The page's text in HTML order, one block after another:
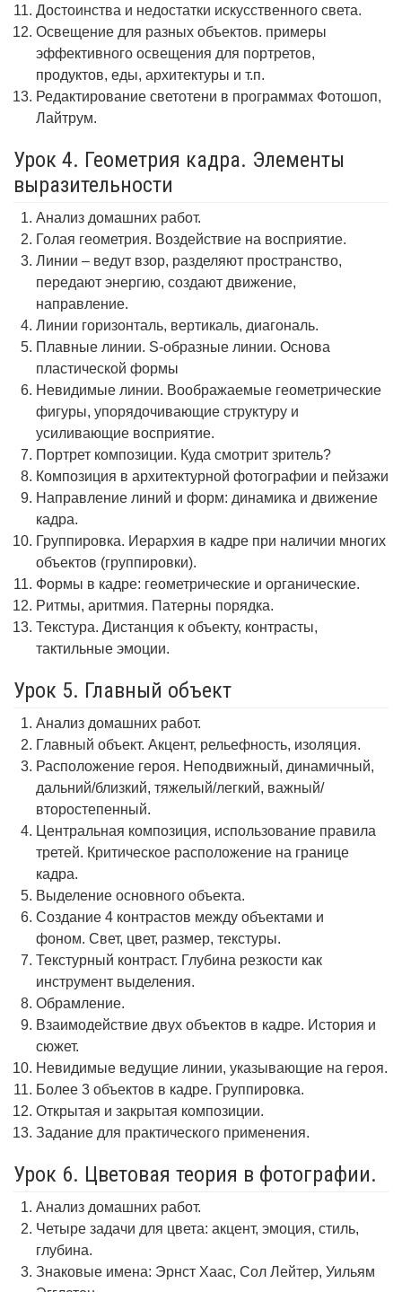
Достоинства и недостатки искусственного света.
Освещение для разных объектов. примеры
эффективного освещения для портретов,
продуктов, еды, архитектуры и т.п.
Редактирование светотени в программах Фотошоп,
Лайтрум.
Урок 4. Геометрия кадра. Элементы
выразительности
Анализ домашних работ.
Голая геометрия. Воздействие на восприятие.
Линии – ведут взор, разделяют пространство,
передают энергию, создают движение,
направление.
Линии горизонталь, вертикаль, диагональ.
Плавные линии. S-образные линии. Основа
пластической формы
Невидимые линии. Воображаемые геометрические
фигуры, упорядочивающие структуру и
усиливающие восприятие.
Портрет композиции. Куда смотрит зритель?
Композиция в архитектурной фотографии и пейзажи
Направление линий и форм: динамика и движение
кадра.
Группировка. Иерархия в кадре при наличии многих
объектов (группировки).
Формы в кадре: геометрические и органические.
Ритмы, аритмия. Патерны порядка.
Текстура. Дистанция к объекту, контрасты,
тактильные эмоции.
Урок 5. Главный объект
Анализ домашних работ.
Главный объект. Акцент, рельефность, изоляция.
Расположение героя. Неподвижный, динамичный,
дальний/близкий, тяжелый/легкий, важный/
второстепенный.
Центральная композиция, использование правила
третей. Критическое расположение на границе
кадра.
Выделение основного объекта.
Создание 4 контрастов между объектами и
фоном. Свет, цвет, размер, текстуры.
Текстурный контраст. Глубина резкости как
инструмент выделения.
Обрамление.
Взаимодействие двух объектов в кадре. История и
сюжет.
Невидимые ведущие линии, указывающие на героя.
Более 3 объектов в кадре. Группировка.
Открытая и закрытая композиции.
Задание для практического применения.
Урок 6. Цветовая теория в фотографии.
Анализ домашних работ.
Четыре задачи для цвета: акцент, эмоция, стиль,
глубина.
Знаковые имена: Эрнст Хаас, Сол Лейтер, Уильям